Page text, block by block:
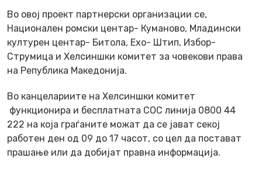
Во овој проект партнерски организации се,
Национален ромски центар- Куманово, Младински
културен центар- Битола, Ехо- Штип, Избор-
Струмица и Хелсиншки комитет за човекови права
на Република Македонија.
Во канцелариите на Хелсиншки комитет
функционира и бесплатната СОС линија 0800 44
222 на која граѓаните можат да се јават секој
работен ден од 09 до 17 часот, со цел да постават
прашање или да добијат правна информација.